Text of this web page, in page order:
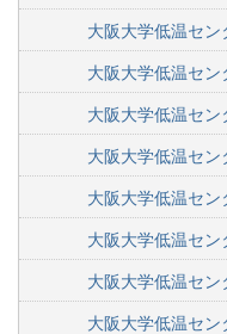
大阪大学低温セ
大阪大学低温セ
大阪大学低温セ
大阪大学低温セ
大阪大学低温セ
大阪大学低温セ
大阪大学低温セ
大阪大学低温セ